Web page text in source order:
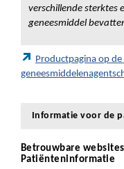
verschillende sterktes
geneesmiddel
Productpagina op
Informatie voor de
Betrouwbare
Patiënteninformatie